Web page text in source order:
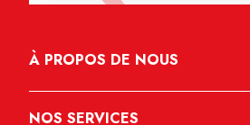
À PROPOS DE NOUS
NOS SERVICES